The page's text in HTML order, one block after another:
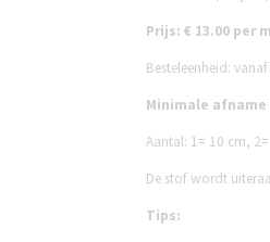
Prijs: € 13.00 per
Besteleenheid:
Minimale afname
Aantal: 1= 10 cm,
De stof wordt
Tips: